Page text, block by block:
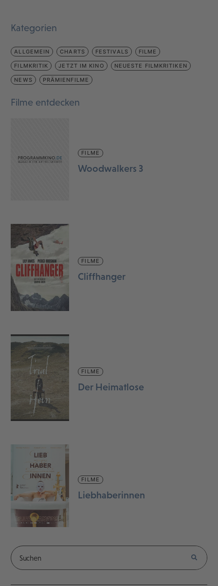
Kategorien
ALLGEMEIN CHARTS FESTIVALS FILME
FILMKRITIK JETZT IM KINO NEUESTE FILMKRITIKEN
NEWS PRÄMIENFILME
Filme entdecken
FILME
Woodwalkers 3
FILME
Cliffhanger
FILME
Der Heimatlose
FILME
Liebhaberinnen